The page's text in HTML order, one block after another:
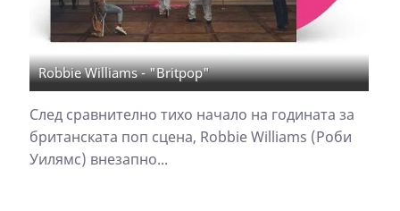
Robbie Williams - "Britpop"
След сравнително тихо начало на годината за
британската поп сцена, Robbie Williams (Роби
Уилямс) внезапно...